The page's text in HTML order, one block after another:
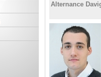
Alternance